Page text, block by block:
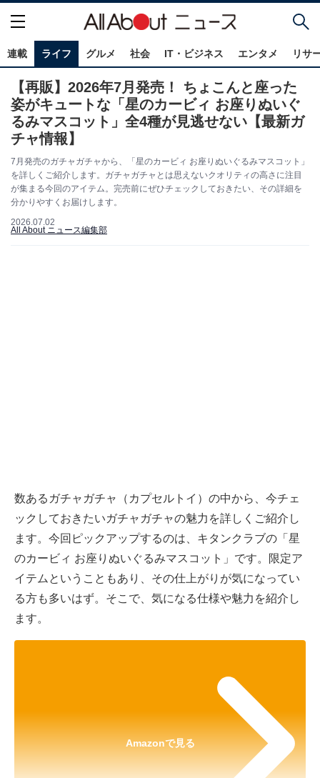
連載 ライフ グルメ 社会 IT・ビジネス エンタメ リサ
【再販】2026年7月発売！ ちょこんと座った
姿がキュートな「星のカービィ お座りぬいぐ
るみマスコット」全4種が見逃せない【最新ガ
チャ情報】
7月発売のガチャガチャから、「星のカービィ お座りぬいぐるみマスコット」
を詳しくご紹介します。ガチャガチャとは思えないクオリティの高さに注目
が集まる今回のアイテム。完売前にぜひチェックしておきたい、その詳細を
分かりやすくお届けします。
2026.07.02
All About ニュース編集部
数あるガチャガチャ（カプセルトイ）の中から、今チェ
ックしておきたいガチャガチャの魅力を詳しくご紹介し
ます。今回ピックアップするのは、キタンクラブの「星
のカービィ お座りぬいぐるみマスコット」です。限定ア
イテムということもあり、その仕上がりが気になってい
る方も多いはず。そこで、気になる仕様や魅力を紹介し
ます。
Amazonで見る